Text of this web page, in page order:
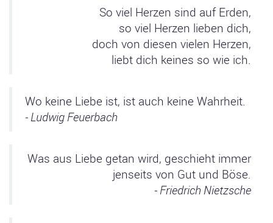
So viel Herzen sind auf Erden,
so viel Herzen lieben dich,
doch von diesen vielen Herzen,
liebt dich keines so wie ich.
Wo keine Liebe ist, ist auch keine Wahrheit.
- Ludwig Feuerbach
Was aus Liebe getan wird, geschieht immer
jenseits von Gut und Böse.
- Friedrich Nietzsche